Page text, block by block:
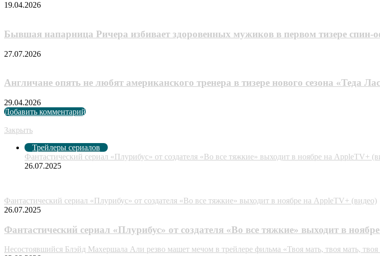
19.04.2026
Бывшая напарница Ричера избивает здоровенных мужиков в первом тизере
27.07.2026
Англичане опять не любят американского тренера в тизере нового сезона «Теда
29.04.2026
Добавить комментарий
Закрыть
Трейлеры сериалов
Фантастический сериал «Плурибус» от создателя «Во все тяжкие» выходит в ноябре на AppleTV+
26.07.2025
Фантастический сериал «Плурибус» от создателя «Во все тяжкие» выходит в ноябре на AppleTV+ (видео)
26.07.2025
Фантастический сериал «Плурибус» от создателя «Во все тяжкие» выходит в
Несостоявшийся Блэйд Махершала Али резво машет мечом в трейлере фильма «Твоя мать, твоя мать, твоя